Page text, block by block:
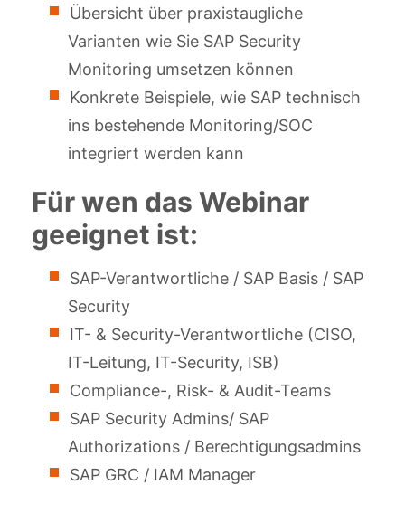
Übersicht über praxistaugliche
Varianten wie Sie SAP Security
Monitoring umsetzen können
Konkrete Beispiele, wie SAP technisch
ins bestehende Monitoring/SOC
integriert werden kann
Für wen das Webinar
geeignet ist:
SAP-Verantwortliche / SAP Basis / SAP
Security
IT- & Security-Verantwortliche (CISO,
IT-Leitung, IT-Security, ISB)
Compliance-, Risk- & Audit-Teams
SAP Security Admins/ SAP
Authorizations / Berechtigungsadmins
SAP GRC / IAM Manager